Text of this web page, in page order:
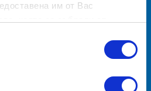
им от Вас
се за последните
бюлетин